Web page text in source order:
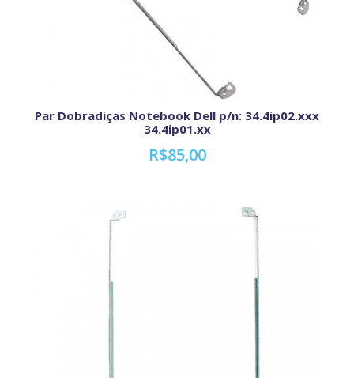
Par Dobradiças Notebook Dell p/n: 34.4ip02.xxx
34.4ip01.xx
R$85,00